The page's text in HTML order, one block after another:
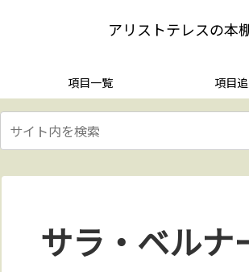
アリストテレスの本
項目一覧 項目
サラ・ベルナ